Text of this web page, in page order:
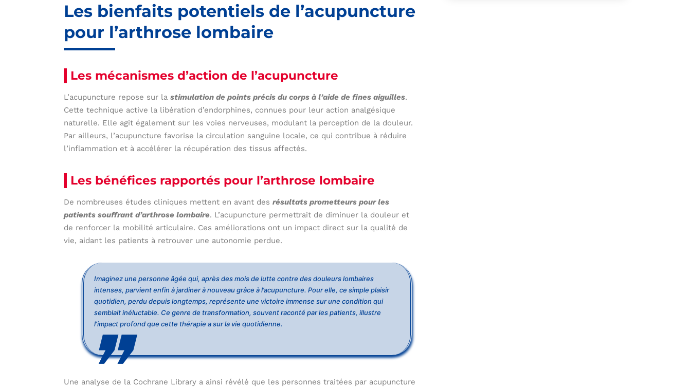
Les bienfaits potentiels de l’acupuncture
pour l’arthrose lombaire
Les mécanismes d’action de l’acupuncture
L’acupuncture repose sur lastimulation de points précis du corps à l’aide de fines aiguilles.
Cette technique active la libération d’endorphines, connues pour leur action analgésique
naturelle. Elle agit également sur les voies nerveuses, modulant la perception de la douleur.
Par ailleurs, l’acupuncture favorise la circulation sanguine locale, ce qui contribue à réduire
l’inflammation et à accélérer la récupération des tissus affectés.
Les bénéfices rapportés pour l’arthrose lombaire
De nombreuses études cliniques mettent en avant desrésultats prometteurs pour les
patients souffrant d’arthrose lombaire. L’acupuncture permettrait de diminuer la douleur et
de renforcer la mobilité articulaire. Ces améliorations ont un impact direct sur la qualité de
vie, aidant les patients à retrouver une autonomie perdue.
Imaginez une personne âgée qui, après des mois de lutte contre des douleurs lombaires
intenses, parvient enfin à jardiner à nouveau grâce à l’acupuncture. Pour elle, ce simple plaisir
quotidien, perdu depuis longtemps, représente une victoire immense sur une condition qui
semblait inéluctable. Ce genre de transformation, souvent raconté par les patients, illustre
l’impact profond que cette thérapie a sur la vie quotidienne.
Une analyse de la Cochrane Library a ainsi révélé que les personnes traitées par acupuncture